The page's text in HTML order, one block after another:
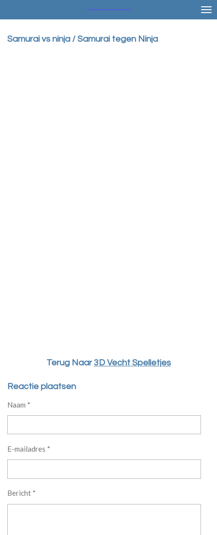
direct
de
Samurai vs ninja / Samurai tegen Ninja
Terug Naar3D Vecht Spelletjes
Reactie plaatsen
Naam *
E-mailadres *
Bericht *